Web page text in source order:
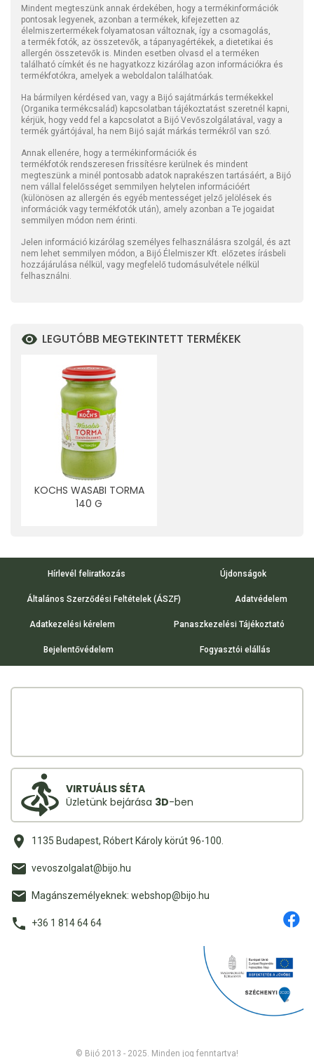
Mindent megteszünk annak érdekében, hogy a termékinformációk
pontosak legyenek, azonban a termékek, kifejezetten az
élelmiszertermékek folyamatosan változnak, így a csomagolás,
a termék fotók, az összetevők, a tápanyagértékek, a dietetikai és
allergén összetevők is. Minden esetben olvasd el a terméken
található címkét és ne hagyatkozz kizárólag azon információkra és
termékfotókra, amelyek a weboldalon találhatóak.
Ha bármilyen kérdésed van, vagy a Bijó sajátmárkás termékekkel
(Organika termékcsalád) kapcsolatban tájékoztatást szeretnél kapni,
kérjük, hogy vedd fel a kapcsolatot a Bijó Vevőszolgálatával, vagy a
termék gyártójával, ha nem Bijó saját márkás termékről van szó.
Annak ellenére, hogy a termékinformációk és
termékfotók rendszeresen frissítésre kerülnek és mindent
megteszünk a minél pontosabb adatok naprakészen tartásáért, a Bijó
nem vállal felelősséget semmilyen helytelen információért
(különösen az allergén és egyéb mentességet jelző jelölések és
információk vagy termékfotók után), amely azonban a Te jogaidat
semmilyen módon nem érinti.
Jelen információ kizárólag személyes felhasználásra szolgál, és azt
nem lehet semmilyen módon, a Bijó Élelmiszer Kft. előzetes írásbeli
hozzájárulása nélkül, vagy megfelelő tudomásulvétele nélkül
felhasználni.
LEGUTÓBB MEGTEKINTETT TERMÉKEK
KOCHS WASABI TORMA
140 G
Hírlevél feliratkozás Újdonságok
Általános Szerződési Feltételek (ÁSZF) Adatvédelem
Adatkezelési kérelem Panaszkezelési Tájékoztató
Bejelentővédelem Fogyasztói elállás
VIRTUÁLIS SÉTA
Üzletünk bejárása 3D-ben
1135 Budapest, Róbert Károly körút 96-100.
vevoszolgalat@bijo.hu
Magánszemélyeknek: webshop@bijo.hu
+36 1 814 64 64
© Bijó 2013 - 2025. Minden jog fenntartva!